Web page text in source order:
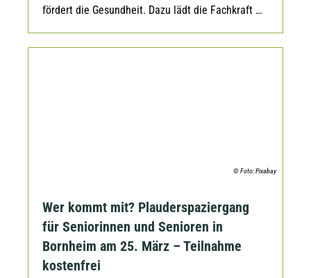
fördert die Gesundheit. Dazu lädt die Fachkraft …
© Foto: Pixabay
Wer kommt mit? Plauderspaziergang
für Seniorinnen und Senioren in
Bornheim am 25. März – Teilnahme
kostenfrei